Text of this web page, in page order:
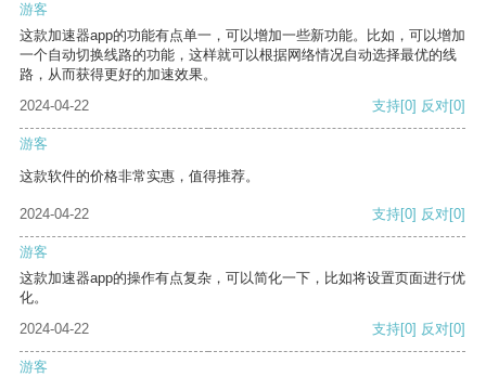
游客
这款加速器app的功能有点单一，可以增加一些新功能。比如，可以增加
一个自动切换线路的功能，这样就可以根据网络情况自动选择最优的线
路，从而获得更好的加速效果。
2024-04-22
支持[0] 反对[0]
游客
这款软件的价格非常实惠，值得推荐。
2024-04-22 支持[0] 反对[0]
游客
这款加速器app的操作有点复杂，可以简化一下，比如将设置页面进行优
化。
2024-04-22
支持[0] 反对[0]
游客